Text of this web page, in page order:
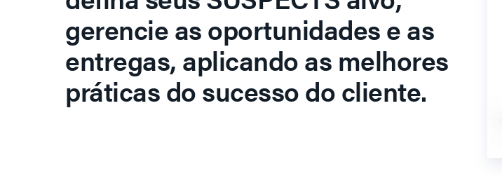
gerencie as oportunidades e as
entregas, aplicando as melhores
práticas do sucesso do cliente.